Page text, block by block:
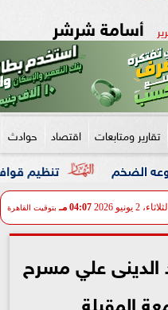
أسامة شرشر
تقارير ومتابعات اقتصاد حوادث
تنظيم قوافل دعوية
الثلاثاء، 2 يونيو 2026 04:07 مـ بتوقيت القاهرة
الدينى علي مسرح
المقبلة